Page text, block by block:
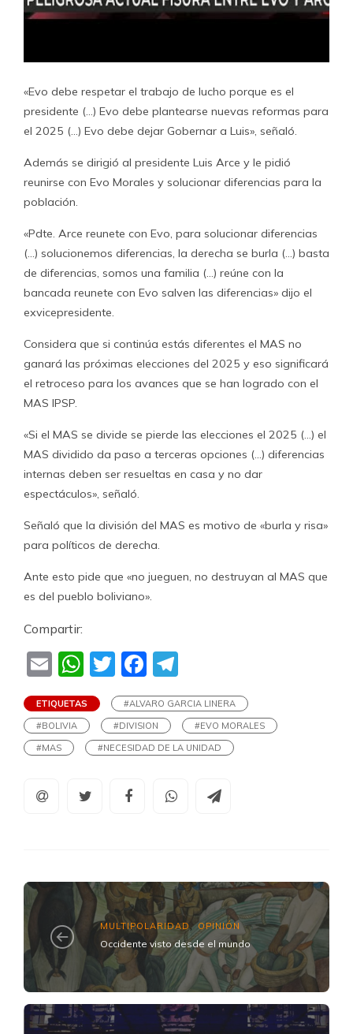
«Evo debe respetar el trabajo de lucho porque es el
presidente (…) Evo debe plantearse nuevas reformas para
el 2025 (…) Evo debe dejar Gobernar a Luis», señaló.
Además se dirigió al presidente Luis Arce y le pidió
reunirse con Evo Morales y solucionar diferencias para la
población.
«Pdte. Arce reunete con Evo, para solucionar diferencias
(…) solucionemos diferencias, la derecha se burla (…) basta
de diferencias, somos una familia (…) reúne con la
bancada reunete con Evo salven las diferencias» dijo el
exvicepresidente.
Considera que si continúa estás diferentes el MAS no
ganará las próximas elecciones del 2025 y eso significará
el retroceso para los avances que se han logrado con el
MAS IPSP.
«Si el MAS se divide se pierde las elecciones el 2025 (…) el
MAS dividido da paso a terceras opciones (…) diferencias
internas deben ser resueltas en casa y no dar
espectáculos», señaló.
Señaló que la división del MAS es motivo de «burla y risa»
para políticos de derecha.
Ante esto pide que «no jueguen, no destruyan al MAS que
es del pueblo boliviano».
Compartir:
EmailWhatsApp
TwitterFacebook
ETIQUETAS
#ALVARO GARCIA LINERA
#BOLIVIA
#DIVISION
#EVO MORALES
#MAS
#NECESIDAD DE LA UNIDAD
MULTIPOLARIDAD,OPINIÓN
Occidente visto desde el mundo